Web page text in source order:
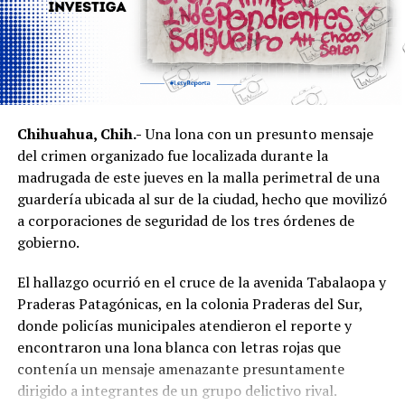
Chihuahua, Chih.-Una lona con un presunto mensaje
del crimen organizado fue localizada durante la
madrugada de este jueves en la malla perimetral de una
guardería ubicada al sur de la ciudad, hecho que movilizó
a corporaciones de seguridad de los tres órdenes de
gobierno.
El hallazgo ocurrió en el cruce de la avenida Tabalaopa y
Praderas Patagónicas, en la colonia Praderas del Sur,
donde policías municipales atendieron el reporte y
encontraron una lona blanca con letras rojas que
contenía un mensaje amenazante presuntamente
dirigido a integrantes de un grupo delictivo rival.